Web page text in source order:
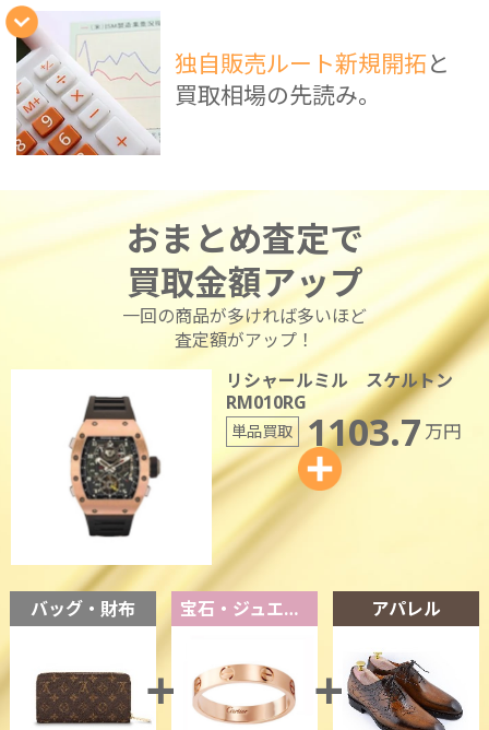
独自販売ルート新規開拓と
買取相場の先読み。
おまとめ査定で
買取金額アップ
一回の商品が多ければ多いほど
査定額がアップ！
リシャールミル スケルトン
RM010RG
単品買取 1103.7 万円
バッグ・財布 宝石・ジュエリー アパレル